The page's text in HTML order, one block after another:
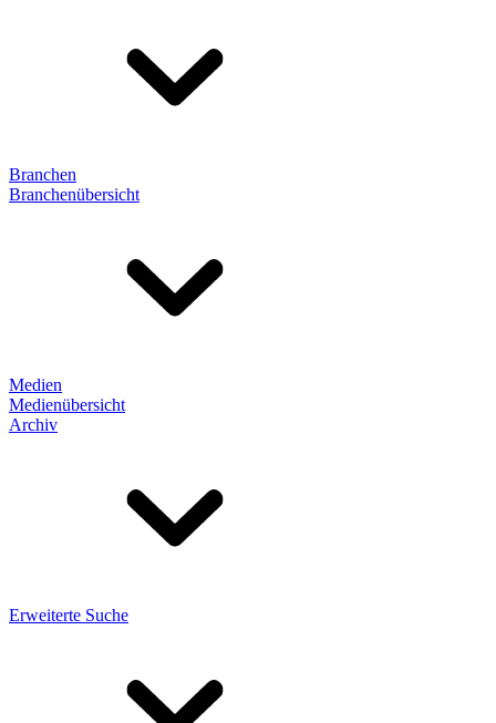
Branchen
Branchenübersicht
Medien
Medienübersicht
Archiv
Erweiterte Suche